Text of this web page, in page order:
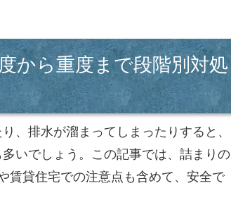
から重度まで段階別対処
、排水が溜まってしまったりすると、
いでしょう。この記事では、詰まりの
賃貸住宅での注意点も含めて、安全で